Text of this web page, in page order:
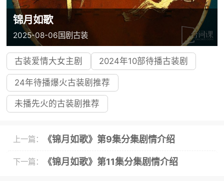
锦月如歌
2025-08-06国剧古装
古装爱情大女主剧 2024年10部待播古装剧
24年待播爆火古装剧推荐
未播先火的古装剧推荐
上一篇： 《锦月如歌》第9集分集剧情介绍
下一篇： 《锦月如歌》第11集分集剧情介绍